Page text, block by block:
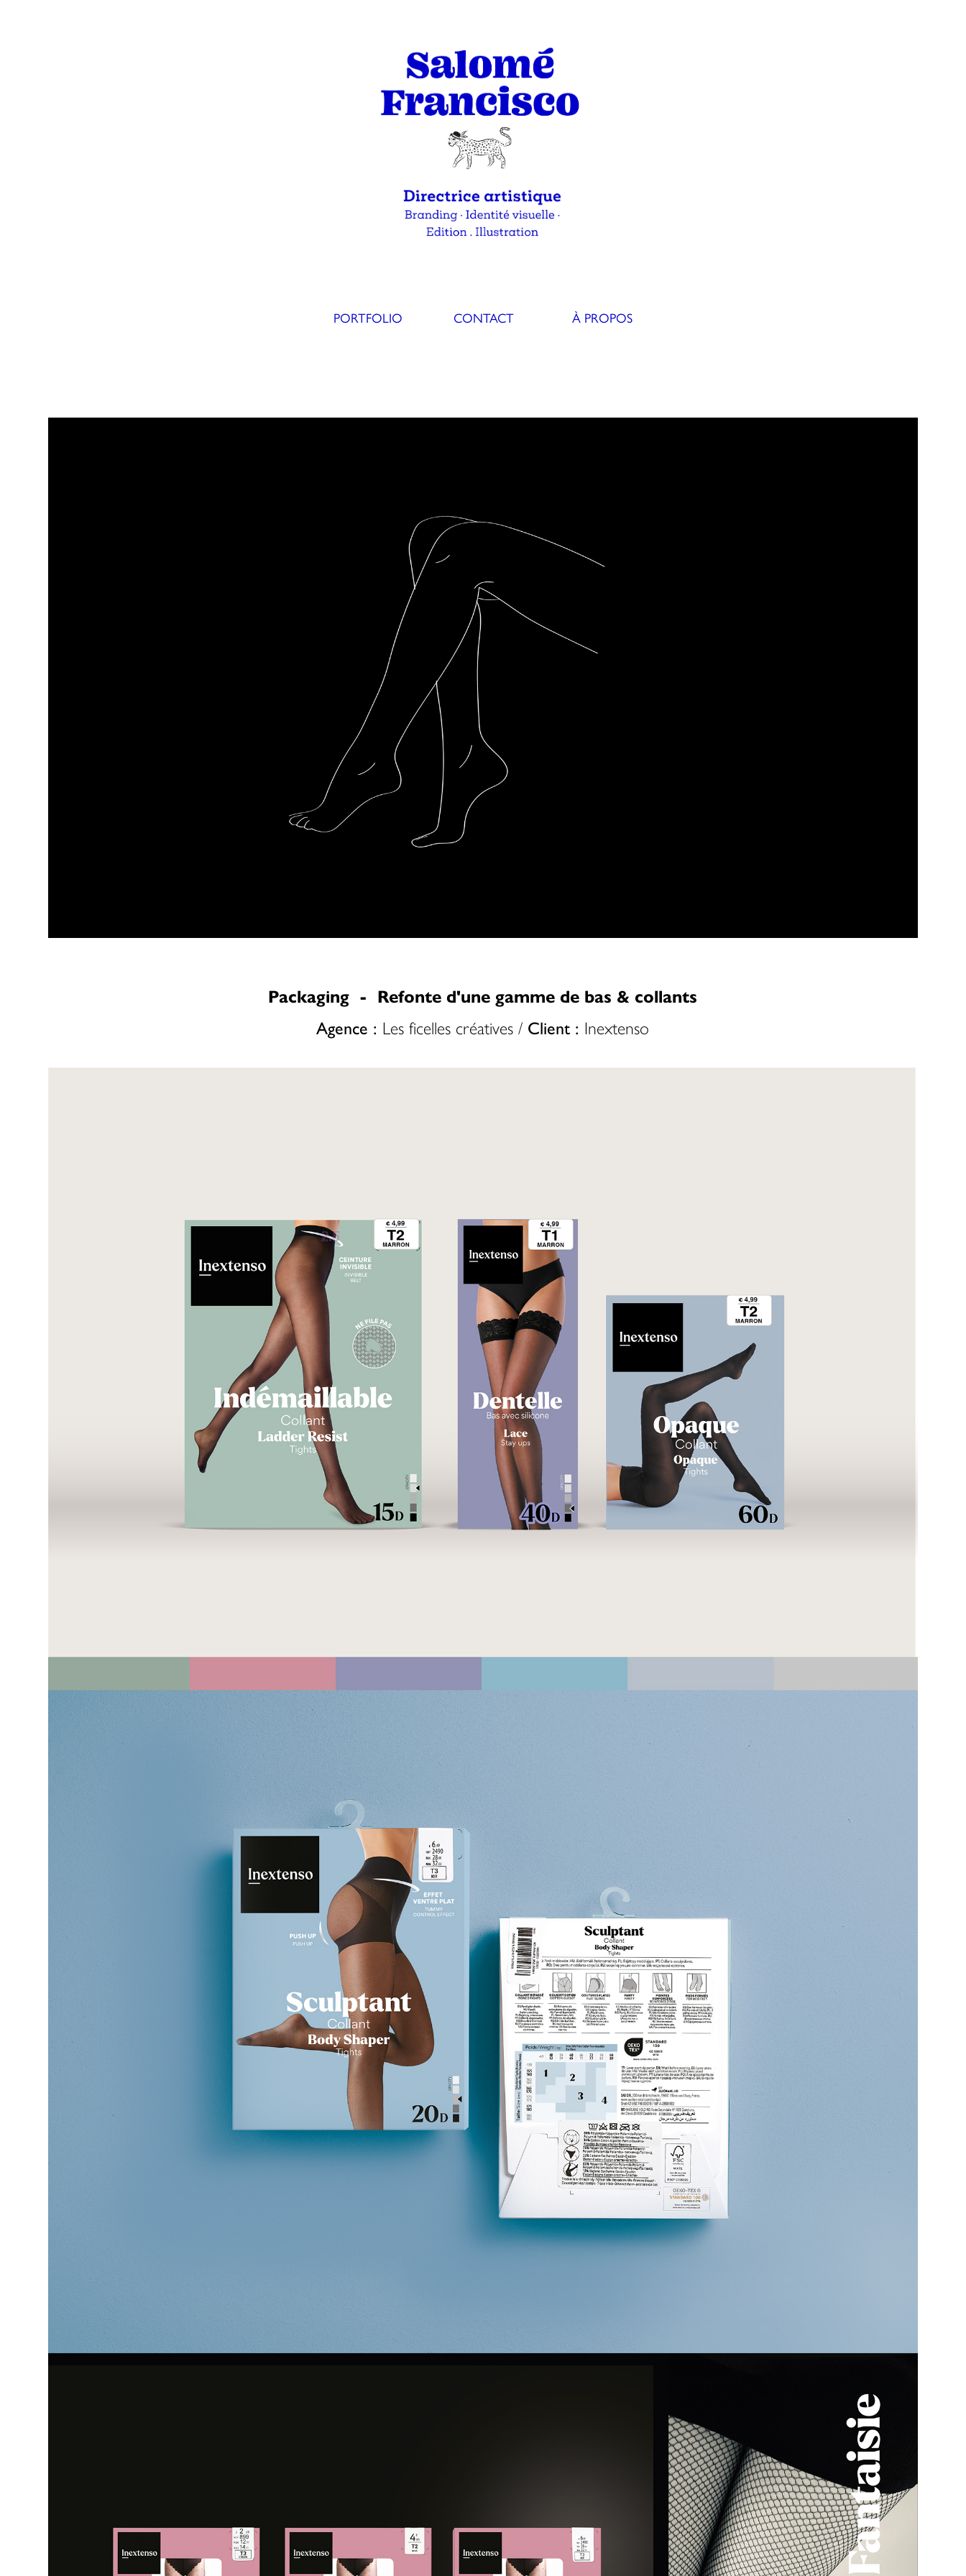
PORTFOLIO CONTACT À PROPOS
Packaging - Refonte d'une gamme de bas & collants
Agence : Les ficelles créatives / Client : Inextenso